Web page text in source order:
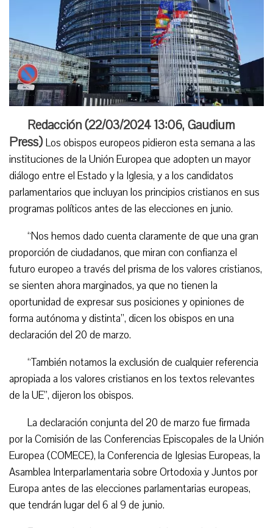
Redacción (22/03/2024 13:06, Gaudium
Press) Los obispos europeos pidieron esta semana a las
instituciones de la Unión Europea que adopten un mayor
diálogo entre el Estado y la Iglesia, y a los candidatos
parlamentarios que incluyan los principios cristianos en sus
programas políticos antes de las elecciones en junio.
“Nos hemos dado cuenta claramente de que una gran
proporción de ciudadanos, que miran con confianza el
futuro europeo a través del prisma de los valores cristianos,
se sienten ahora marginados, ya que no tienen la
oportunidad de expresar sus posiciones y opiniones de
forma autónoma y distinta”, dicen los obispos en una
declaración del 20 de marzo.
“También notamos la exclusión de cualquier referencia
apropiada a los valores cristianos en los textos relevantes
de la UE”, dijeron los obispos.
La declaración conjunta del 20 de marzo fue firmada
por la Comisión de las Conferencias Episcopales de la Unión
Europea (COMECE), la Conferencia de Iglesias Europeas, la
Asamblea Interparlamentaria sobre Ortodoxia y Juntos por
Europa antes de las elecciones parlamentarias europeas,
que tendrán lugar del 6 al 9 de junio.